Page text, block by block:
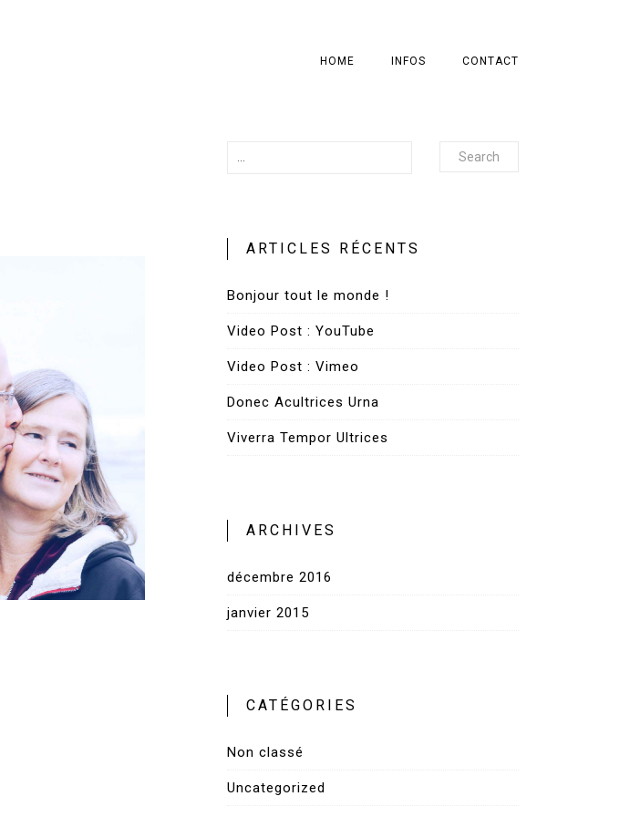
HOME INFOS CONTACT
Search
ARTICLES RÉCENTS
Bonjour tout le monde !
Video Post : YouTube
Video Post : Vimeo
Donec Acultrices Urna
Viverra Tempor Ultrices
ARCHIVES
décembre 2016
janvier 2015
CATÉGORIES
Non classé
Uncategorized